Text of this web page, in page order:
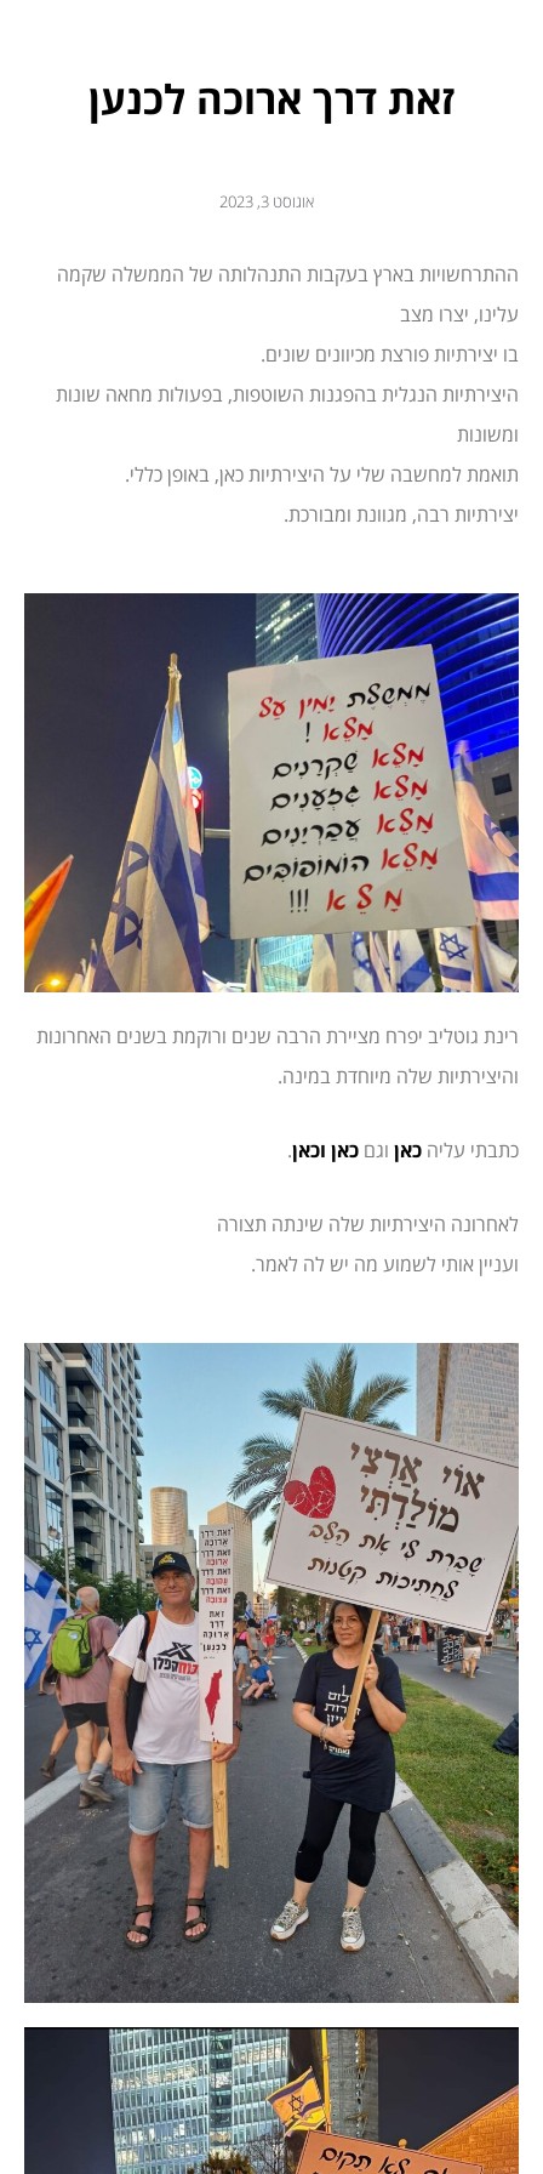
זאת דרך ארוכה לכנען
אוגוסט 3, 2023
ההתרחשויות בארץ בעקבות התנהלותה של הממשלה שקמה
עלינו, יצרו מצב
בו יצירתיות פורצת מכיוונים שונים.
היצירתיות הנגלית בהפגנות השוטפות, בפעולות מחאה שונות
ומשונות
תואמת למחשבה שלי על היצירתיות כאן, באופן כללי.
יצירתיות רבה, מגוונת ומבורכת.
רינת גוטליב יפרח מציירת הרבה שנים ורוקמת בשנים האחרונות
והיצירתיות שלה מיוחדת במינה.
כתבתי עליה כאן וגם כאן וכאן.
לאחרונה היצירתיות שלה שינתה תצורה
ועניין אותי לשמוע מה יש לה לאמר.